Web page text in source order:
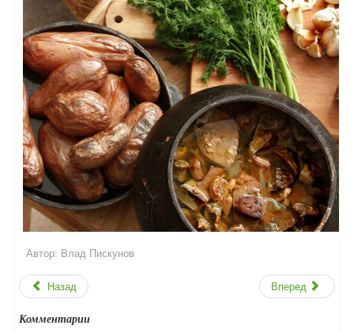
Автор: Влад Пискунов
Назад Вперед
Комментарии